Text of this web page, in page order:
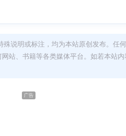
殊说明或标注，均为本站原创发布。任
站、书籍等各类媒体平台。如若本站
广告